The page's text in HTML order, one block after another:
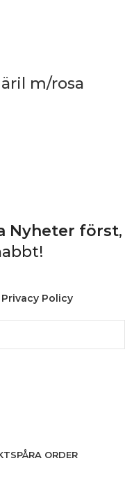
m/rosa
Nyheter först,
Privacy Policy
SPÅRA ORDER